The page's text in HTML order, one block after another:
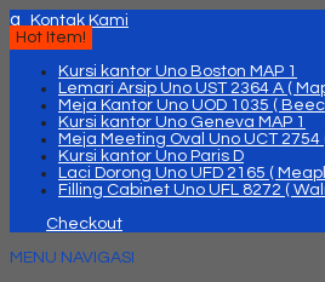
q
Kontak Kami
Hot Item!
Kursi kantor Uno Boston MAP 1
Lemari Arsip Uno UST 2364 A (
Meja Kantor Uno UOD 1035 (
Kursi kantor Uno Geneva MAP 1
Meja Meeting Oval Uno UCT 2754
Kursi kantor Uno Paris D
Laci Dorong Uno UFD 2165 (
Filling Cabinet Uno UFL 8272 (
Checkout
MENU NAVIGASI